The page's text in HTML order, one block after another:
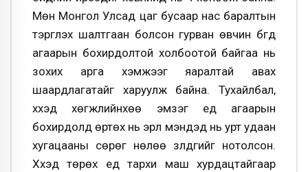
Мөн Монгол Улсад цаг бусаар нас баралтын
тэргүүлэх шалтгаан болсон гурван өвчин бүгд
агаарын бохирдолтой холбоотой байгаа нь
зохих арга хэмжээг яаралтай авах
шаардлагатайг харуулж байна. Тухайлбал,
хүүхэд хөгжлийнхөө эмзэг үед агаарын
бохирдолд өртөх нь эрүүл мэндэд нь урт удаан
хугацааны сөрөг нөлөө үзүүлдгийг нотолсон.
Хүүхэд төрөх үед тархи маш хурдацтайгаар